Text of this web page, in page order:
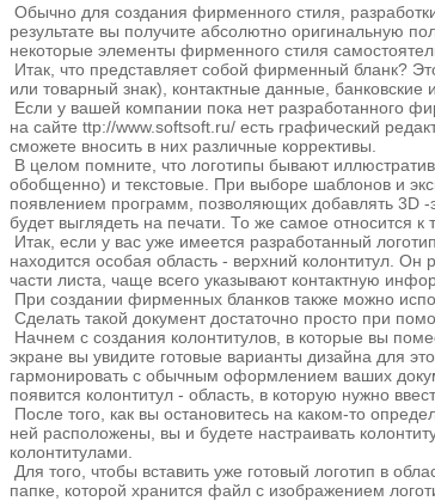
Обычно для создания фирменного стиля,
результате вы получите абсолютно оригинальную
некоторые элементы фирменного стиля
Итак, что представляет собой фирменный бланк?
или товарный знак), контактные данные,
Если у вашей компании пока нет разработанного
на сайте ttp://www.softsoft.ru/ есть графический
сможете вносить в них различные коррективы.
В целом помните, что логотипы бывают
обобщенно) и текстовые. При выборе шаблонов и
появлением программ, позволяющих добавлять 3D -
будет выглядеть на печати. То же самое относится
Итак, если у вас уже имеется разработанный
находится особая область - верхний колонтитул.
части листа, чаще всего указывают контактную
При создании фирменных бланков также можно
Сделать такой документ достаточно просто при
Начнем с создания колонтитулов, в которые вы
экране вы увидите готовые варианты дизайна для
гармонировать с обычным оформлением ваших
появится колонтитул - область, в которую нужно
После того, как вы остановитесь на каком-то
ней расположены, вы и будете настраивать
колонтитулами.
Для того, чтобы вставить уже готовый логотип в
папке, которой хранится файл с изображением